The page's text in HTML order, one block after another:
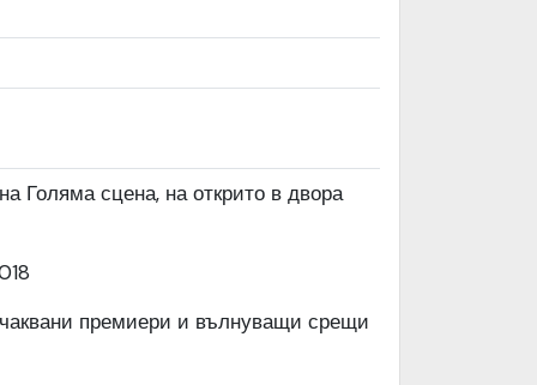
Голяма сцена, на открито в двора
премиери и вълнуващи срещи